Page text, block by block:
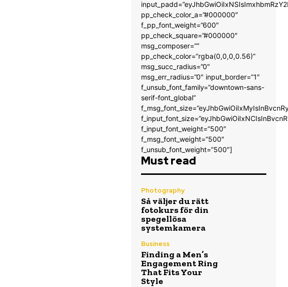
pp_check_color_a=”#000000″
f_pp_font_weight=”600″
pp_check_square=”#000000″
msg_composer=””
pp_check_color=”rgba(0,0,0,0.56)”
msg_succ_radius=”0″
msg_err_radius=”0″ input_border=”1″
f_unsub_font_family=”downtown-sans-
serif-font_global”
f_input_font_weight=”500″
f_msg_font_weight=”500″
f_unsub_font_weight=”500″]
Must read
Photography
Så väljer du rätt
fotokurs för din
spegellösa
systemkamera
Business
Finding a Men’s
Engagement Ring
That Fits Your
Style